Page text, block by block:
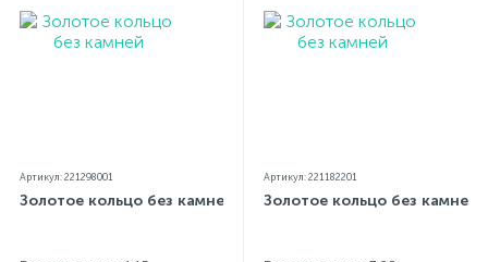
Артикул: 221298001
Золотое кольцо без камней
Артикул: 221182201
Золотое кольцо без камней